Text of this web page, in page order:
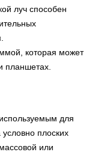
луч способен
которая может
планшетах.
для
плоских
или